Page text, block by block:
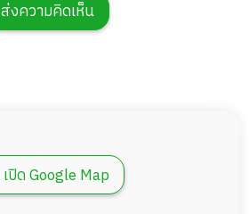
ส่งความคิดเห็น
เปิด Google Map